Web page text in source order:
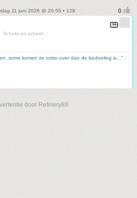
11 juni 2026 @ 20:56 • 128
Schots en scheef...
soms komen ze rotter over dan de bedoeling is..." -
door Refinery89